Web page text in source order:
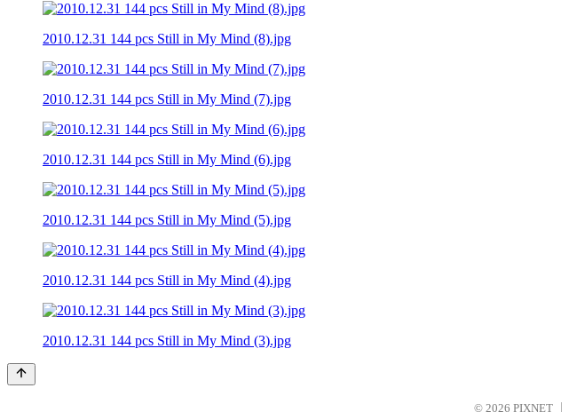
2010.12.31 144 pcs Still in My Mind (8).jpg
2010.12.31 144 pcs Still in My Mind (7).jpg
2010.12.31 144 pcs Still in My Mind (6).jpg
2010.12.31 144 pcs Still in My Mind (5).jpg
2010.12.31 144 pcs Still in My Mind (4).jpg
2010.12.31 144 pcs Still in My Mind (3).jpg
© 2026 PIXNET